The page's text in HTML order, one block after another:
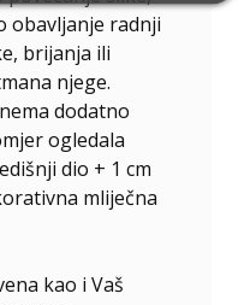
obavljanje radnji
brijanja ili
njege.
dodatno
ogledala
dio + 1 cm
mliječna
kao i Vaš